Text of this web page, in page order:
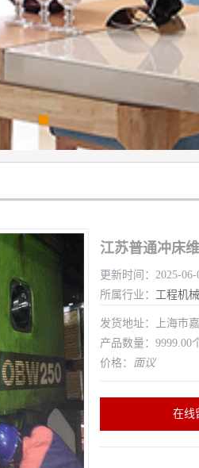
江苏普通冲床
更新时间：2025-
所属行业： 工程机械
发货地址：上海市
产品数量：9999.00
价格： 面议
在线